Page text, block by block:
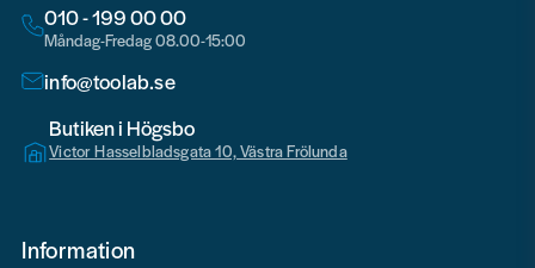
010 - 199 00 00
Måndag-Fredag 08.00-15:00
info@toolab.se
Butiken i Högsbo
Victor Hasselbladsgata 10, Västra Frölunda
Information